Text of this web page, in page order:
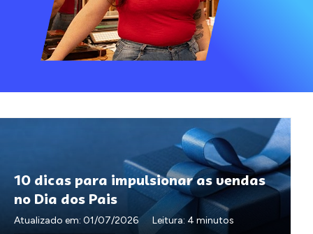
10 dicas para impulsionar as vendas
no Dia dos Pais
Atualizado em: 01/07/2026
Leitura: 4 minutos